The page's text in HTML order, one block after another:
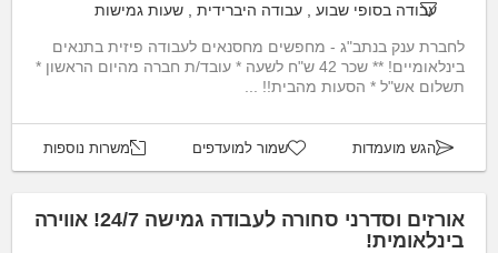
עבודה בסופי שבוע
עבודה היברידית שעות גמישות
לחברת ענק בנתב"ג - מחפשים מחסנאים לעבודה פיזית בתנאים
בינלאומיים! ** שכר 42 ש"ח לשעה * עובד/ת חברה מהיום הראשון *
תשלום אש"ל * הסעות מהבית!! ...
הגש מועמדות שמור למועדפים משרות נוספות
אורזים וסדרני סחורה לעבודה גמישה 24/7! אווירה
בינלאומית!